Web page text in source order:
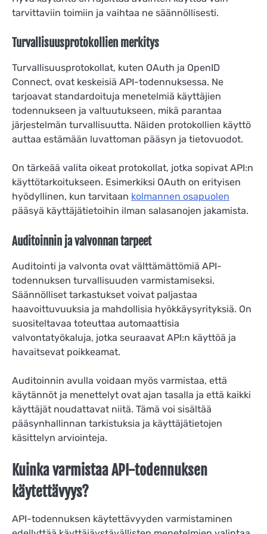
tarvittaviin toimiin ja vaihtaa ne säännöllisesti.
Turvallisuusprotokollien merkitys
Turvallisuusprotokollat, kuten OAuth ja OpenID
Connect, ovat keskeisiä API-todennuksessa. Ne
tarjoavat standardoituja menetelmiä käyttäjien
todennukseen ja valtuutukseen, mikä parantaa
järjestelmän turvallisuutta. Näiden protokollien käyttö
auttaa estämään luvattoman pääsyn ja tietovuodot.
On tärkeää valita oikeat protokollat, jotka sopivat API:n
käyttötarkoitukseen. Esimerkiksi OAuth on erityisen
hyödyllinen, kun tarvitaan kolmannen osapuolen
pääsyä käyttäjätietoihin ilman salasanojen jakamista.
Auditoinnin ja valvonnan tarpeet
Auditointi ja valvonta ovat välttämättömiä API-
todennuksen turvallisuuden varmistamiseksi.
Säännölliset tarkastukset voivat paljastaa
haavoittuvuuksia ja mahdollisia hyökkäysyrityksiä. On
suositeltavaa toteuttaa automaattisia
valvontatyökaluja, jotka seuraavat API:n käyttöä ja
havaitsevat poikkeamat.
Auditoinnin avulla voidaan myös varmistaa, että
käytännöt ja menettelyt ovat ajan tasalla ja että kaikki
käyttäjät noudattavat niitä. Tämä voi sisältää
pääsynhallinnan tarkistuksia ja käyttäjätietojen
käsittelyn arviointeja.
Kuinka varmistaa API-todennuksen
käytettävyys?
API-todennuksen käytettävyyden varmistaminen